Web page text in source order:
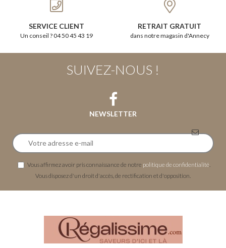
SERVICE CLIENT
Un conseil ? 04 50 45 43 19
RETRAIT GRATUIT
dans notre magasin d'Annecy
SUIVEZ-NOUS !
NEWSLETTER
Vous affirmez avoir pris connaissance de notre politique de confidentialité
Vous disposez d'un droit d'accès, de rectification et d'opposition.